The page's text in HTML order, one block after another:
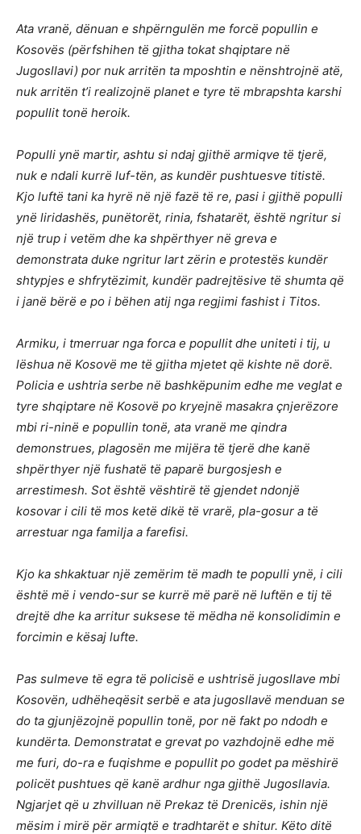
Ata vranë, dënuan e shpërngulën me forcë popullin e
Kosovës (përfshihen të gjitha tokat shqiptare në
Jugosllavi) por nuk arritën ta mposhtin e nënshtrojnë atë,
nuk arritën t’i realizojnë planet e tyre të mbrapshta karshi
popullit tonë heroik.
Populli ynë martir, ashtu si ndaj gjithë armiqve të tjerë,
nuk e ndali kurrë luf-tën, as kundër pushtuesve titistë.
Kjo luftë tani ka hyrë në një fazë të re, pasi i gjithë populli
ynë liridashës, punëtorët, rinia, fshatarët, është ngritur si
një trup i vetëm dhe ka shpërthyer në greva e
demonstrata duke ngritur lart zërin e protestës kundër
shtypjes e shfrytëzimit, kundër padrejtësive të shumta që
i janë bërë e po i bëhen atij nga regjimi fashist i Titos.
Armiku, i tmerruar nga forca e popullit dhe uniteti i tij, u
lëshua në Kosovë me të gjitha mjetet që kishte në dorë.
Policia e ushtria serbe në bashkëpunim edhe me veglat e
tyre shqiptare në Kosovë po kryejnë masakra çnjerëzore
mbi ri-ninë e popullin tonë, ata vranë me qindra
demonstrues, plagosën me mijëra të tjerë dhe kanë
shpërthyer një fushatë të paparë burgosjesh e
arrestimesh. Sot është vështirë të gjendet ndonjë
kosovar i cili të mos ketë dikë të vrarë, pla-gosur a të
arrestuar nga familja a farefisi.
Kjo ka shkaktuar një zemërim të madh te populli ynë, i cili
është më i vendo-sur se kurrë më parë në luftën e tij të
drejtë dhe ka arritur suksese të mëdha në konsolidimin e
forcimin e kësaj lufte.
Pas sulmeve të egra të policisë e ushtrisë jugosllave mbi
Kosovën, udhëheqësit serbë e ata jugosllavë menduan se
do ta gjunjëzojnë popullin tonë, por në fakt po ndodh e
kundërta. Demonstratat e grevat po vazhdojnë edhe më
me furi, do-ra e fuqishme e popullit po godet pa mëshirë
policët pushtues që kanë ardhur nga gjithë Jugosllavia.
Ngjarjet që u zhvilluan në Prekaz të Drenicës, ishin një
mësim i mirë për armiqtë e tradhtarët e shitur. Këto ditë